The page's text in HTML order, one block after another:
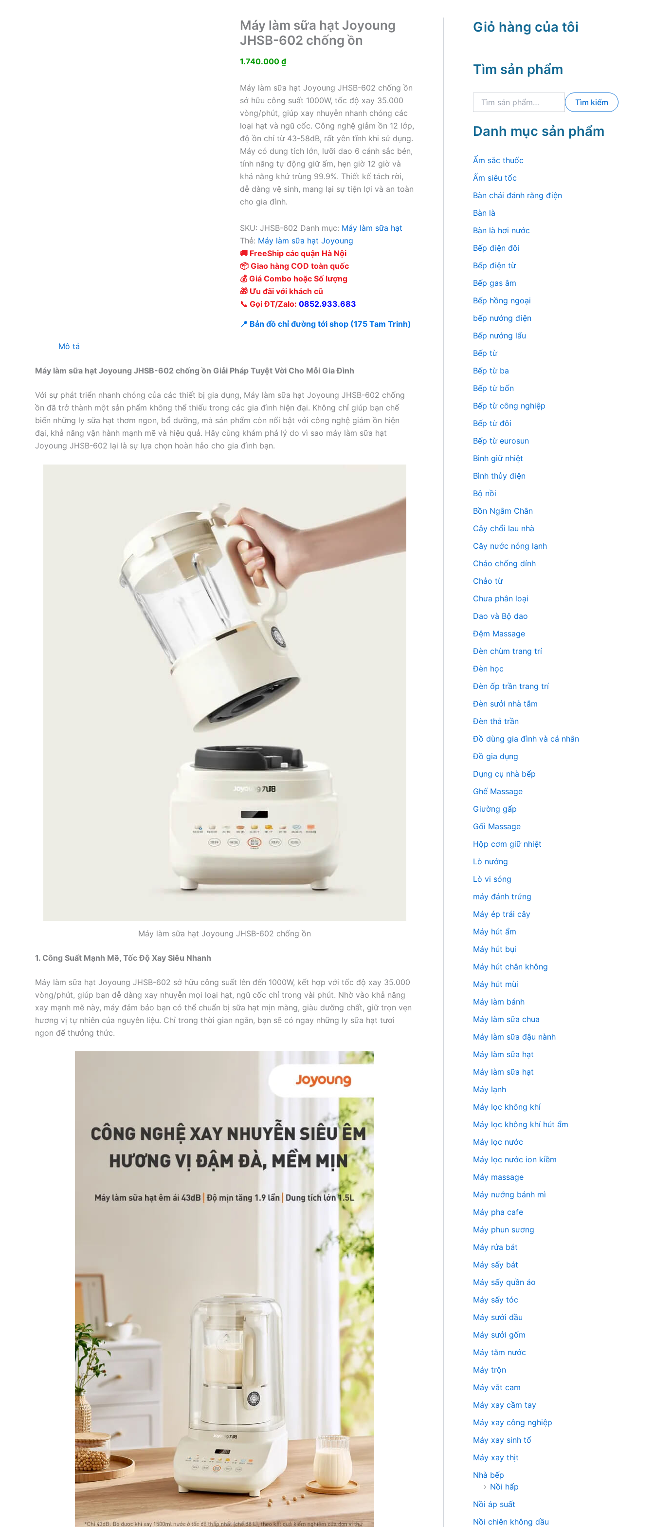
Máy làm sữa hạt Joyoung
JHSB-602 chống ồn
1.740.000 ₫
Máy làm sữa hạt Joyoung JHSB-602 chống ồn
sở hữu công suất 1000W, tốc độ xay 35.000
vòng/phút, giúp xay nhuyễn nhanh chóng các
loại hạt và ngũ cốc. Công nghệ giảm ồn 12 lớp,
độ ồn chỉ từ 43-58dB, rất yên tĩnh khi sử dụng.
Máy có dung tích lớn, lưỡi dao 6 cánh sắc bén,
tính năng tự động giữ ấm, hẹn giờ 12 giờ và
khả năng khử trùng 99.9%. Thiết kế tách rời,
dễ dàng vệ sinh, mang lại sự tiện lợi và an toàn
cho gia đình.
SKU: JHSB-602 Danh mục: Máy làm sữa hạt
Thẻ: Máy làm sữa hạt Joyoung
🚚 FreeShip các quận Hà Nội
📦 Giao hàng COD toàn quốc
💰 Giá Combo hoặc Số lượng
🎁 Ưu đãi với khách cũ
📞 Gọi ĐT/Zalo: 0852.933.683
📍 Bản đồ chỉ đường tới shop (175 Tam Trinh)
Mô tả
Máy làm sữa hạt Joyoung JHSB-602 chống ồn Giải Pháp Tuyệt Vời Cho Mỗi Gia Đình
Với sự phát triển nhanh chóng của các thiết bị gia dụng, Máy làm sữa hạt Joyoung JHSB-602 chống
ồn đã trở thành một sản phẩm không thể thiếu trong các gia đình hiện đại. Không chỉ giúp bạn chế
biến những ly sữa hạt thơm ngon, bổ dưỡng, mà sản phẩm còn nổi bật với công nghệ giảm ồn hiện
đại, khả năng vận hành mạnh mẽ và hiệu quả. Hãy cùng khám phá lý do vì sao máy làm sữa hạt
Joyoung JHSB-602 lại là sự lựa chọn hoàn hảo cho gia đình bạn.
Máy làm sữa hạt Joyoung JHSB-602 chống ồn
1. Công Suất Mạnh Mẽ, Tốc Độ Xay Siêu Nhanh
Máy làm sữa hạt Joyoung JHSB-602 sở hữu công suất lên đến 1000W, kết hợp với tốc độ xay 35.000
vòng/phút, giúp bạn dễ dàng xay nhuyễn mọi loại hạt, ngũ cốc chỉ trong vài phút. Nhờ vào khả năng
xay mạnh mẽ này, máy đảm bảo bạn có thể chuẩn bị sữa hạt mịn màng, giàu dưỡng chất, giữ trọn vẹn
hương vị tự nhiên của nguyên liệu. Chỉ trong thời gian ngắn, bạn sẽ có ngay những ly sữa hạt tươi
ngon để thưởng thức.
Giỏ hàng của tôi
Tìm sản phẩm
k
m
:
Tìm kiếm
Danh mục sản phẩm
Ấm sắc thuốc
Ấm siêu tốc
Bàn chải đánh răng điện
Bàn là
Bàn là hơi nước
Bếp điện đôi
Bếp điện từ
Bếp gas âm
Bếp hồng ngoại
bếp nướng điện
Bếp nướng lẩu
Bếp từ
Bếp từ ba
Bếp từ bốn
Bếp từ công nghiệp
Bếp từ đôi
Bếp từ eurosun
Bình giữ nhiệt
Bình thủy điện
Bộ nồi
Bồn Ngâm Chân
Cây chổi lau nhà
Cây nước nóng lạnh
Chảo chống dính
Chảo từ
Chưa phân loại
Dao và Bộ dao
Đệm Massage
Đèn chùm trang trí
Đèn học
Đèn ốp trần trang trí
Đèn sưởi nhà tắm
Đèn thả trần
Đồ dùng gia đình và cá nhân
Đồ gia dụng
Dụng cụ nhà bếp
Ghế Massage
Giường gấp
Gối Massage
Hộp cơm giữ nhiệt
Lò nướng
Lò vi sóng
máy đánh trứng
Máy ép trái cây
Máy hút ẩm
Máy hút bụi
Máy hút chân không
Máy hút mùi
Máy làm bánh
Máy làm sữa chua
Máy làm sữa đậu nành
Máy làm sữa hạt
Máy làm sữa hạt
Máy lạnh
Máy lọc không khí
Máy lọc không khí hút ẩm
Máy lọc nước
Máy lọc nước ion kiềm
Máy massage
Máy nướng bánh mì
Máy pha cafe
Máy phun sương
Máy rửa bát
Máy sấy bát
Máy sấy quần áo
Máy sấy tóc
Máy sưởi dầu
Máy sưởi gốm
Máy tăm nước
Máy trộn
Máy vắt cam
Máy xay cầm tay
Máy xay công nghiệp
Máy xay sinh tố
Máy xay thịt
Nhà bếp
Nồi hấp
Nồi áp suất
Nồi chiên không dầu